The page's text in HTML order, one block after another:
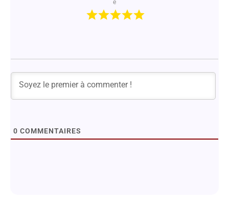
e
0 COMMENTAIRES